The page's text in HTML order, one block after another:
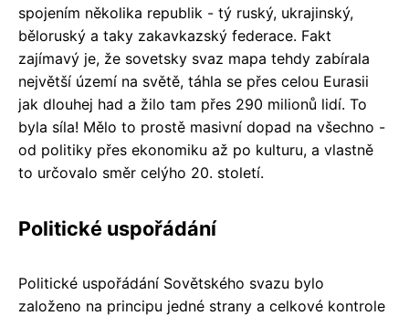
spojením několika republik - tý ruský, ukrajinský,
běloruský a taky zakavkazský federace. Fakt
zajímavý je, že sovetsky svaz mapa tehdy zabírala
největší území na světě, táhla se přes celou Eurasii
jak dlouhej had a žilo tam přes 290 milionů lidí. To
byla síla! Mělo to prostě masivní dopad na všechno -
od politiky přes ekonomiku až po kulturu, a vlastně
to určovalo směr celýho 20. století.
Politické uspořádání
Politické uspořádání Sovětského svazu bylo
založeno na principu jedné strany a celkové kontrole